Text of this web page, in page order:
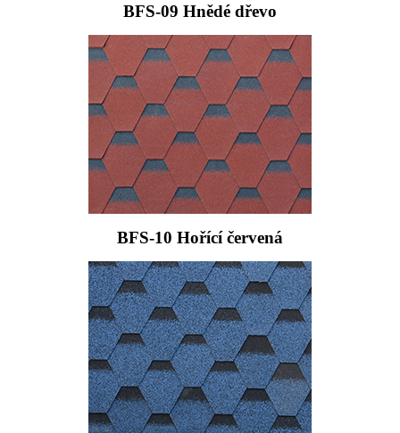
BFS-09 Hnědé dřevo
BFS-10 Hořící červená